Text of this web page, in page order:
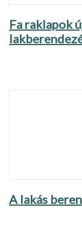
Fa raklapok
A lakás